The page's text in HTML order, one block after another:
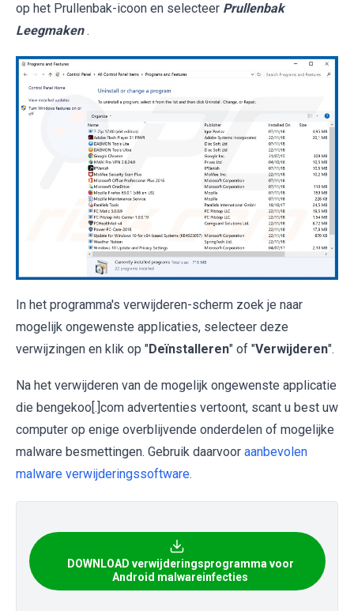
op het Prullenbak-icoon en selecteer Prullenbak
Leegmaken .
In het programma's verwijderen-scherm zoek je naar
mogelijk ongewenste applicaties, selecteer deze
verwijzingen en klik op "Deïnstalleren" of "Verwijderen".
Na het verwijderen van de mogelijk ongewenste applicatie
die bengekoo[.]com advertenties vertoont, scant u best uw
computer op enige overblijvende onderdelen of mogelijke
malware besmettingen. Gebruik daarvoor aanbevolen
malware verwijderingssoftware.
DOWNLOAD verwijderingsprogramma voor
Android malwareinfecties